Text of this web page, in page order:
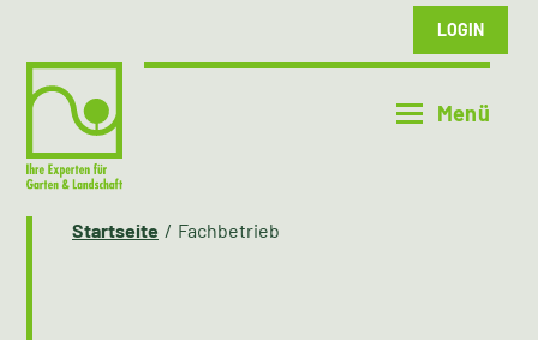
LOGIN
Startseite Fachbetrieb